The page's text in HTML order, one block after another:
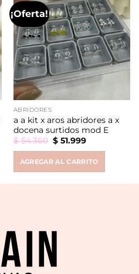
¡Oferta!
ABRIDORES
a a kit x aros abridores a x
docena surtidos mod E
$54.360 Original
price
$ 54.360.
$51.999Current
$ 51.999.
AGREGAR AL CARRITO